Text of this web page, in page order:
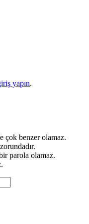
yapın.
çok benzer olamaz.
parola olamaz.